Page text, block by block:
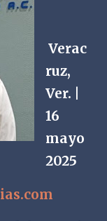
Verac
ruz,
Ver. |
16
mayo
2025